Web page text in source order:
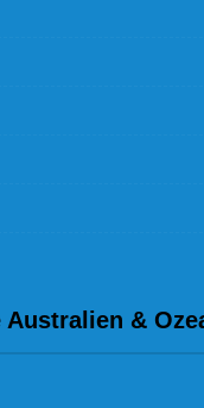
Australien &